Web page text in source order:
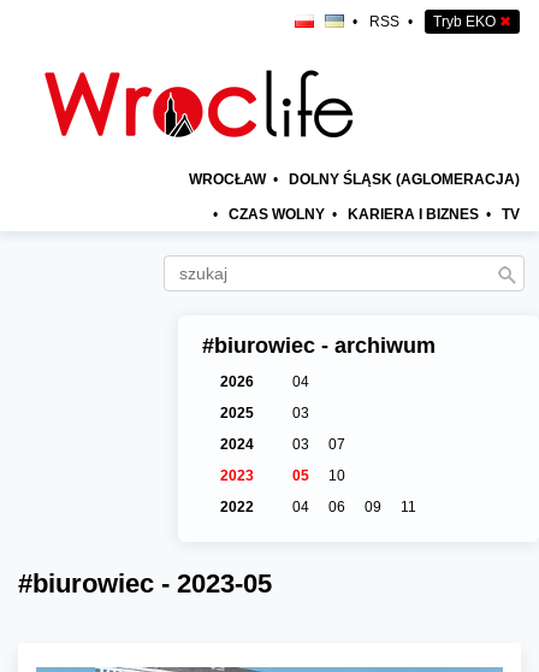
• RSS • Tryb EKO ✖
WROCŁAW • DOLNY ŚLĄSK (AGLOMERACJA)
• CZAS WOLNY • KARIERA I BIZNES • TV
#biurowiec - archiwum
2026
04
2025
03
2024
03
07
2023
05
10
2022
04 06 09 11
#biurowiec - 2023-05